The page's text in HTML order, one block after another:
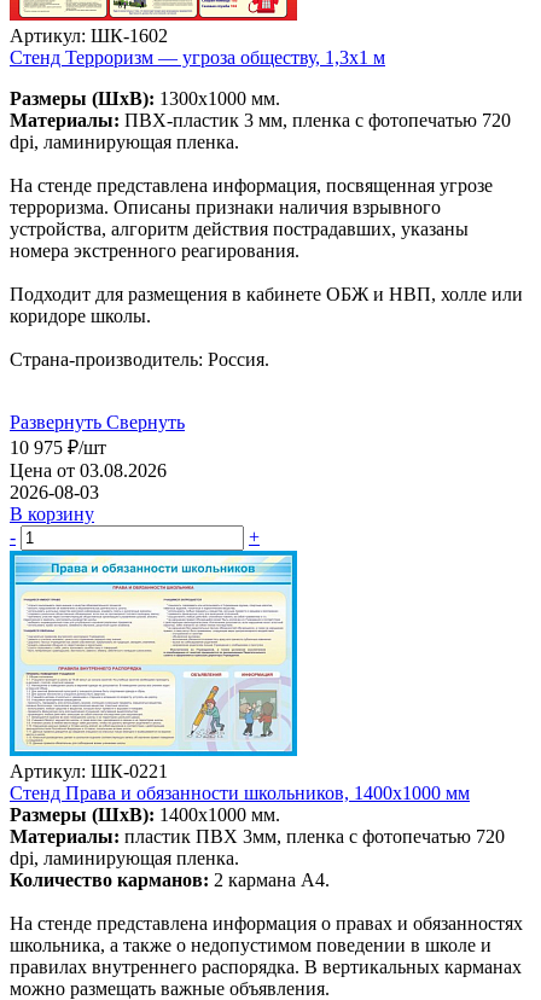
Артикул: ШК-1602
Стенд Терроризм — угроза обществу, 1,3х1 м
Размеры (ШхВ): 1300x1000 мм.
Материалы: ПВХ-пластик 3 мм, пленка с фотопечатью 720
dpi, ламинирующая пленка.
На стенде представлена информация, посвященная угрозе
терроризма. Описаны признаки наличия взрывного
устройства, алгоритм действия пострадавших, указаны
номера экстренного реагирования.
Подходит для размещения в кабинете ОБЖ и НВП, холле или
коридоре школы.
Страна-производитель: Россия.
Развернуть Свернуть
10 975 ₽/шт
Цена от 03.08.2026
2026-08-03
В корзину
-
+
Артикул: ШК-0221
Стенд Права и обязанности школьников, 1400х1000 мм
Размеры (ШхВ): 1400х1000 мм.
Материалы: пластик ПВХ 3мм, пленка с фотопечатью 720
dpi, ламинирующая пленка.
Количество карманов: 2 кармана А4.
На стенде представлена информация о правах и обязанностях
школьника, а также о недопустимом поведении в школе и
правилах внутреннего распорядка. В вертикальных карманах
можно размещать важные объявления.